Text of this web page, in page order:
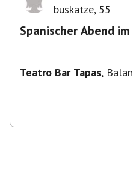
buskatze, 55
Spanischer Abend
Teatro Bar Tapas,